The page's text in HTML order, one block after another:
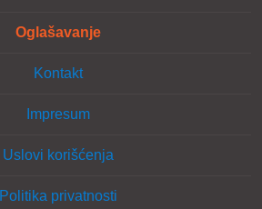
Oglašavanje
Kontakt
Impresum
Uslovi korišćenja
Politika privatnosti